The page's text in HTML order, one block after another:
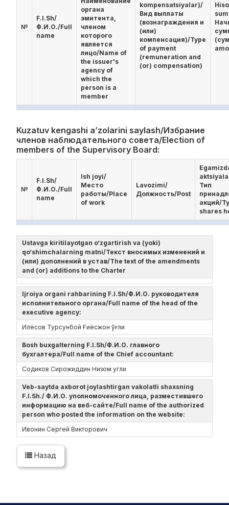
№
F.I.Sh/
Ф.И.О./Full
name
органа
эмитента,
членом
которого
является
лицо/Name of
the issuer's
agency of
which the
person is a
member
kompensatsiyalar)/
Вид выплаты
(вознаграждения и
(или)
компенсация)/Type
of payment
(remuneration and
(or) compensation)
Kuzatuv kengashi a’zolarini saylash/Избрание
членов наблюдательного совета/Election of
members of the Supervisory Board:
№
F.I.Sh/
Ф.И.О./Full
name
Ish joyi/
Место
работы/Place
of work
Lavozimi/
Должность/Post
Тип
акций/
shares
Ustavga kiritilayotgan o‘zgartirish va (yoki)
qo‘shimchalarning matni/Текст вносимых изменений и
(или) дополнений в устав/The text of the amendments
and (or) additions to the Charter
Ijroiya organi rahbarining F.I.Sh/Ф.И.О. руководителя
исполнительного органа/Full name of the head of the
executive agency:
Илёсов Турсунбой Ғиёсжон ўғли
Bosh buxgalterning F.I.Sh/Ф.И.О. главного
бухгалтера/Full name of the Chief accountant:
Содиков Сирожиддин Низом угли
Veb-saytda axborot joylashtirgan vakolatli shaxsning
F.I.Sh./ Ф.И.О. уполномоченного лица, разместившего
информацию на веб-сайте/Full name of the authorized
person who posted the information on the website:
Ивонин Сергей Викторович
Назад